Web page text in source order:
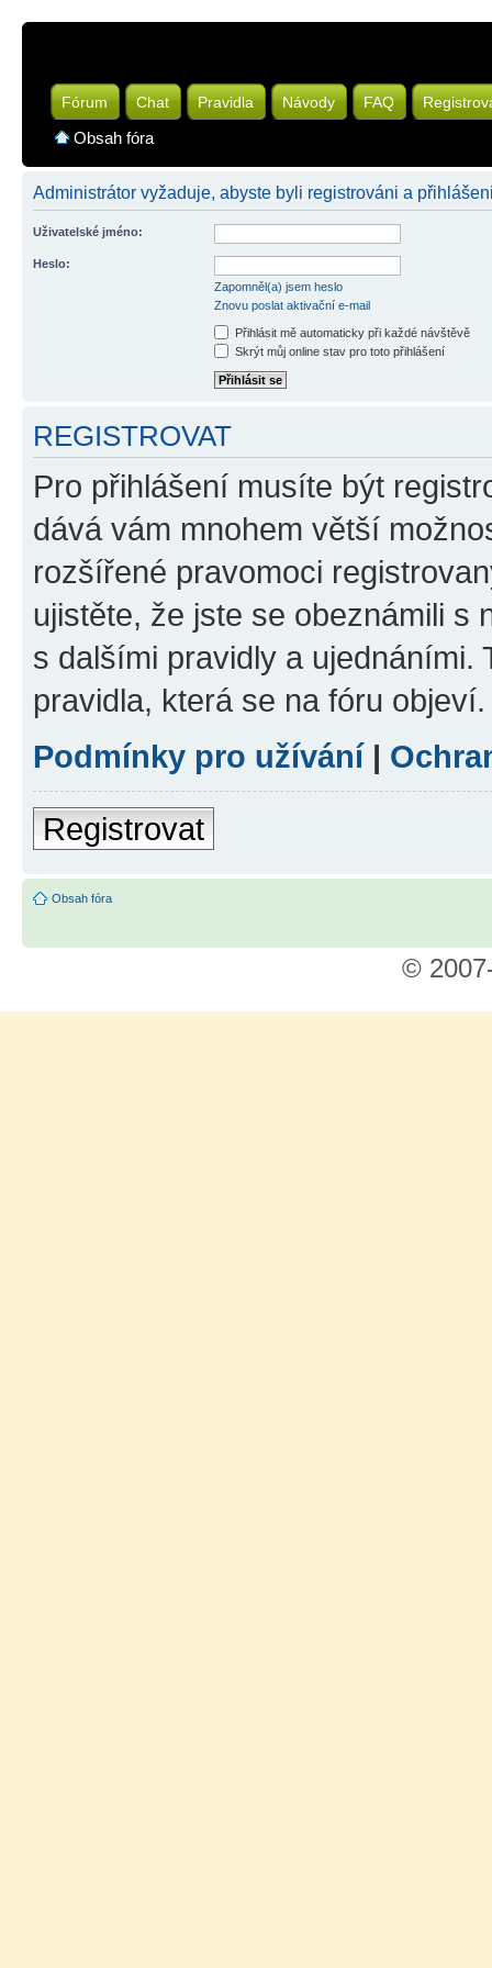
Fórum Chat Pravidla Návody FAQ
Obsah fóra
Administrátor vyžaduje, abyste byli registrováni a
Uživatelské jméno:
Heslo:
Zapomněl(a) jsem heslo
Znovu poslat aktivační e-mail
Přihlásit mě automaticky při každé návštěvě
Skrýt můj online stav pro toto přihlášení
REGISTROVAT
Pro přihlášení musíte být
dává vám mnohem větší
rozšířené pravomoci
ujistěte, že jste se obeznámili s
s dalšími pravidly a ujednáními.
pravidla, která se na fóru objeví.
Podmínky pro užívání|
Registrovat
Obsah fóra
©